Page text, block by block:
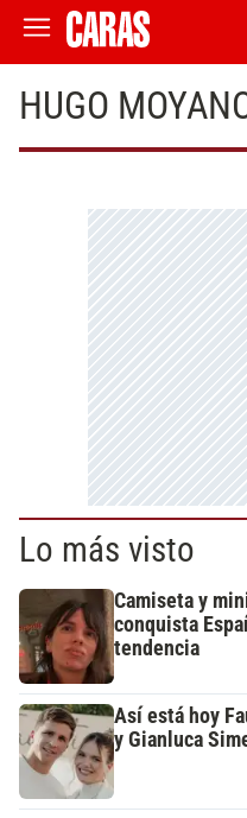
HUGO
Lo más visto
Camiseta y
conquista
tendencia
Así está hoy
y Gianluca